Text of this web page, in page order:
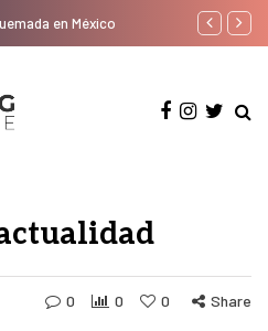
en México MEXI....CO
0 0 0 Share